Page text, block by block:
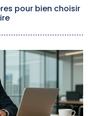
pour bien choisir